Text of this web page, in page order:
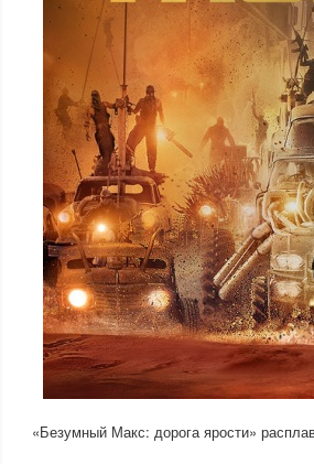
«Безумный Макс: дорога ярости»